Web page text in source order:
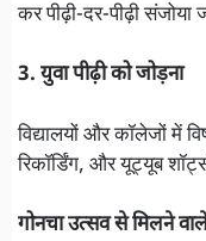
कर पीढ़ी-दर-पीढ़ी संजोया
3. युवा पीढ़ी को जोड़ना
विद्यालयों और कॉलेजों में
रिकॉर्डिंग, और यूट्यूब
गोनचा उत्सव से मिलने